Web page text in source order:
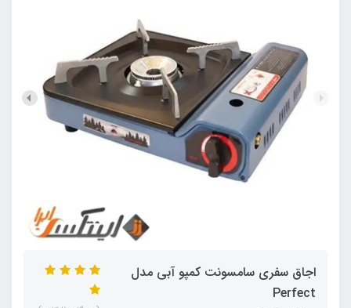
اجاق سفری سامسونت کمپو آبی مدل
Perfect